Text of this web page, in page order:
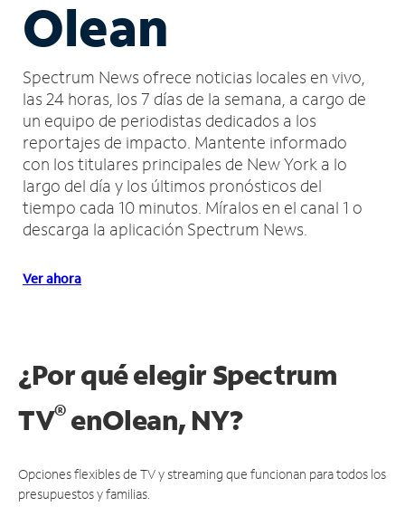
Olean
Spectrum News ofrece noticias locales en vivo,
las 24 horas, los 7 días de la semana, a cargo de
un equipo de periodistas dedicados a los
reportajes de impacto. Mantente informado
con los titulares principales de New York a lo
largo del día y los últimos pronósticos del
tiempo cada 10 minutos. Míralos en el canal 1 o
descarga la aplicación Spectrum News.
Ver ahora
¿Por qué elegir Spectrum
TV®enOlean, NY?
Opciones flexibles de TV y streaming que funcionan para todos los
presupuestos y familias.